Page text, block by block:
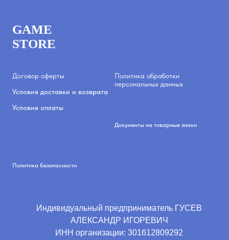
GAME
STORE
Договор оферты
Условия доставки и возврата
Условия оплаты
Политика обработки
персональных данных
Документы на товарные знаки
Политика безопасности
Индивидуальный предприниматель ГУСЕВ
АЛЕКСАНДР ИГОРЕВИЧ
ИНН организации: 301612809292